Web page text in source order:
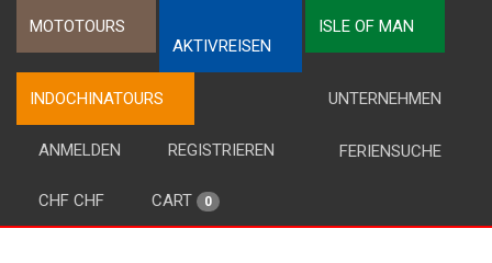
MOTOTOURS
AKTIVREISEN
ISLE OF MAN
INDOCHINATOURS UNTERNEHMEN
FERIENSUCHE
ANMELDEN REGISTRIEREN
CHF CHF CART 0